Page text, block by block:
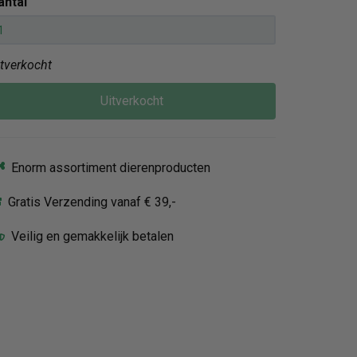
Uitverkocht
Enorm assortiment dierenproducten
Gratis Verzending vanaf € 39,-
Veilig en gemakkelijk betalen